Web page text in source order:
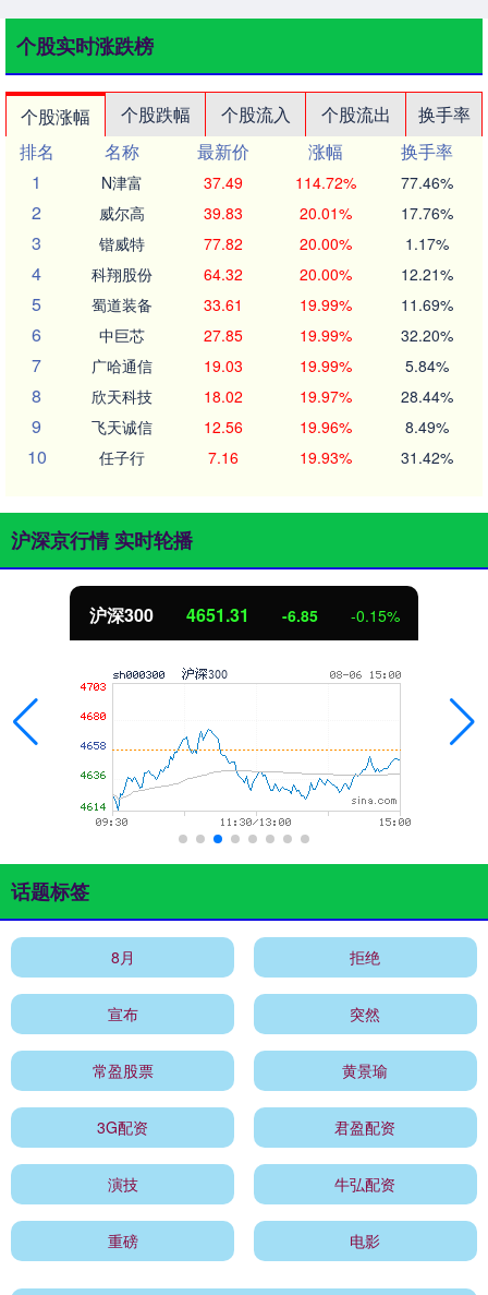
个股实时涨跌榜
个股涨幅 个股跌幅 个股流入 个股流出
换手率
排名
名称 最新价 涨幅
换手率
1
N津富 37.49 114.72% 77.46%
2 威尔高 39.83 20.01% 17.76%
3 锴威特 77.82 20.00% 1.17%
4 科翔股份 64.32 20.00% 12.21%
5 蜀道装备 33.61 19.99% 11.69%
6 中巨芯 27.85 19.99% 32.20%
7 广哈通信 19.03 19.99% 5.84%
8 欣天科技 18.02 19.97% 28.44%
9 飞天诚信 12.56 19.96% 8.49%
10 任子行 7.16 19.93% 31.42%
沪深京行情 实时轮播
沪深300 4651.31 -6.85 -0.15%
话题标签
8月 拒绝
宣布 突然
常盈股票 黄景瑜
3G配资 君盈配资
演技 牛弘配资
重磅 电影